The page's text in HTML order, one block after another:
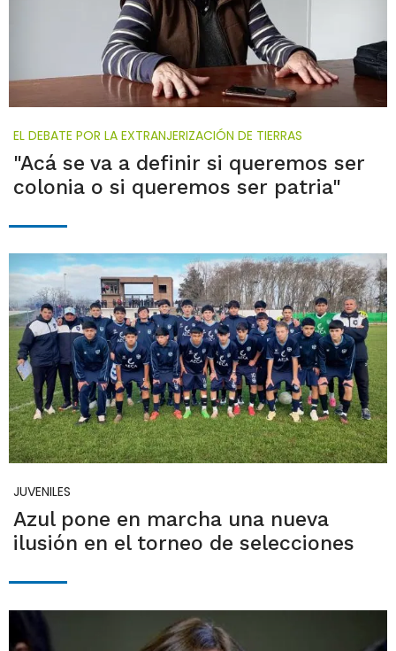
EL DEBATE POR LA EXTRANJERIZACIÓN DE TIERRAS
"Acá se va a definir si queremos ser
colonia o si queremos ser patria"
JUVENILES
Azul pone en marcha una nueva
ilusión en el torneo de selecciones